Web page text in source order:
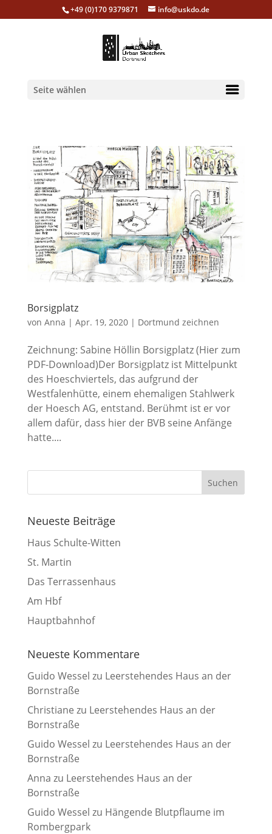
+49 (0)170 9379871 info@uskdo.de
Seite wählen
Borsigplatz
von Anna | Apr. 19, 2020| Dortmund zeichnen
Zeichnung: Sabine Höllin Borsigplatz (Hier zum
PDF-Download)Der Borsigplatz ist Mittelpunkt
des Hoeschviertels, das aufgrund der
Westfalenhütte, einem ehemaligen Stahlwerk
der Hoesch AG, entstand. Berühmt ist er vor
allem dafür, dass hier der BVB seine Anfänge
hatte....
Neueste Beiträge
Haus Schulte-Witten
St. Martin
Das Terrassenhaus
Am Hbf
Hauptbahnhof
Neueste Kommentare
Guido Wessel zu Leerstehendes Haus an der
Bornstraße
Christiane zu Leerstehendes Haus an der
Bornstraße
Guido Wessel zu Leerstehendes Haus an der
Bornstraße
Anna zu Leerstehendes Haus an der
Bornstraße
Guido Wessel zu Hängende Blutpflaume im
Rombergpark